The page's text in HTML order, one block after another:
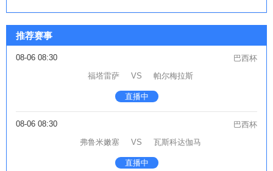
推荐赛事
08-06 08:30
巴西杯
福塔雷萨
VS 帕尔梅拉斯
直播中
08-06 08:30
巴西杯
弗鲁米嫩塞
VS 瓦斯科达伽马
直播中